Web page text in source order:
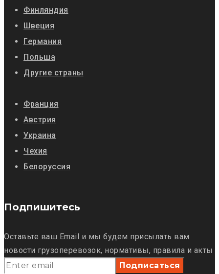
Финляндия
Швеция
Германия
Польша
Другие страны
Франция
Австрия
Украина
Чехия
Белоруссия
Подпишитесь
Оставьте ваш Email и мы будем присылать вам
новости грузоперевозок, нормативы, правила и акты